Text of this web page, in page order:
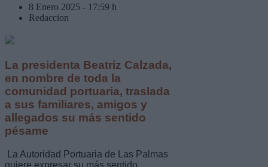
8 Enero 2025 - 17:59 h
Redaccion
La presidenta Beatriz Calzada,
en nombre de toda la
comunidad portuaria, traslada
a sus familiares, amigos y
allegados su más sentido
pésame
La Autoridad Portuaria de Las Palmas
quiere expresar su más sentido